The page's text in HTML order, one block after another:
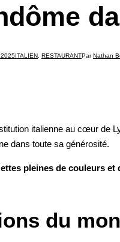
2025ITALIEN RESTAURANTParNathan
italienne au cœur de
dans toute sa générosité.
pleines de couleurs et
du